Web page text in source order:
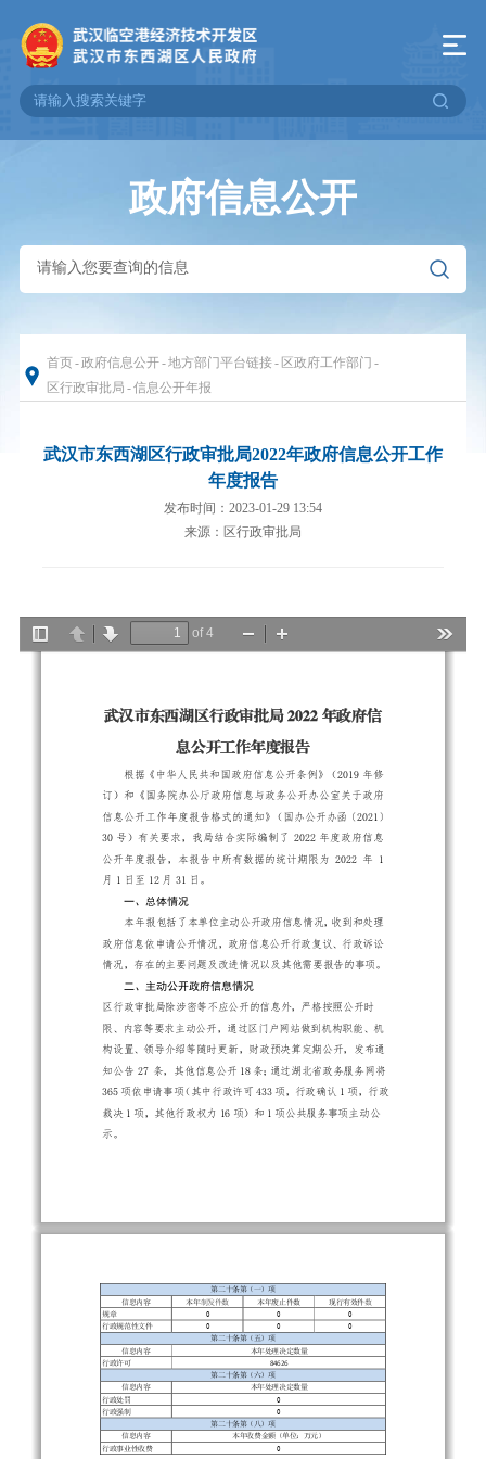
政府信息公开
首页-政府信息公开-地方部门平台链接- 区政府工作部门 -
区行政审批局 -信息公开年报
武汉市东西湖区行政审批局2022年政府信息公开工作
年度报告
发布时间：2023-01-29 13:54
来源：区行政审批局